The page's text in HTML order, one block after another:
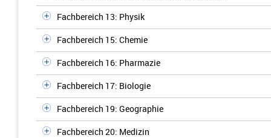
Fachbereich 13: Physik
Fachbereich 15: Chemie
Fachbereich 16: Pharmazie
Fachbereich 17: Biologie
Fachbereich 19: Geographie
Fachbereich 20: Medizin